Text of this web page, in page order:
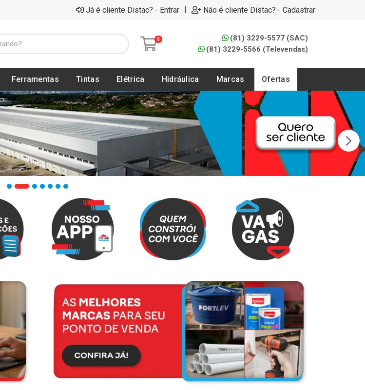
Já é cliente Distac? - Entrar | Não é cliente Distac? - Cadastrar
0
(81) 3229-5577 (SAC)
(81) 3229-5566 (Televendas)
Ferramentas Tintas Elétrica Hidráulica Marcas Ofertas